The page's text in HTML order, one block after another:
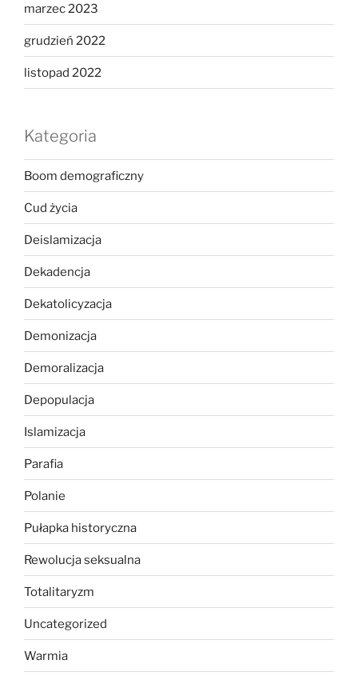
marzec 2023
grudzień 2022
listopad 2022
Kategoria
Boom demograficzny
Cud życia
Deislamizacja
Dekadencja
Dekatolicyzacja
Demonizacja
Demoralizacja
Depopulacja
Islamizacja
Parafia
Polanie
Pułapka historyczna
Rewolucja seksualna
Totalitaryzm
Uncategorized
Warmia